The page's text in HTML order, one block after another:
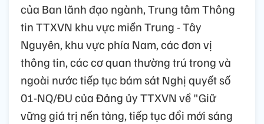
của Ban lãnh đạo ngành, Trung tâm Thông
tin TTXVN khu vực miền Trung - Tây
Nguyên, khu vực phía Nam, các đơn vị
thông tin, các cơ quan thường trú trong và
ngoài nước tiếp tục bám sát Nghị quyết số
01-NQ/ĐU của Đảng ủy TTXVN về "Giữ
vững giá trị nền tảng, tiếp tục đổi mới sáng